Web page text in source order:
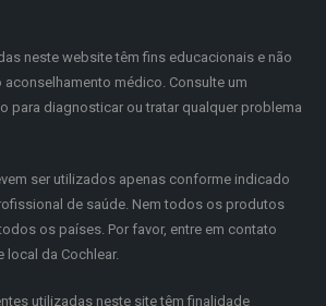
neste website têm fins educacionais e não
médico. Consulte um
para diagnosticar ou tratar qualquer problema
ser utilizados apenas conforme indicado
de saúde. Nem todos os produtos
os países. Por favor, entre em contato
local da Cochlear.
utilizadas neste site têm finalidade